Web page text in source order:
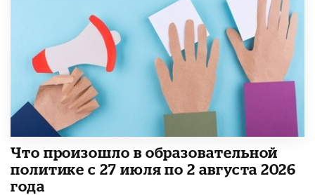
​Что произошло в образовательной
политике с 27 июля по 2 августа 2026
года